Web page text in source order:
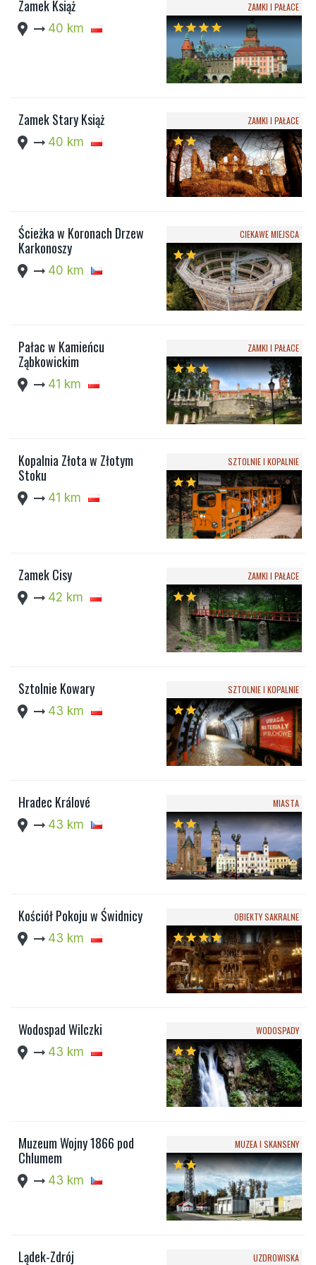
Zamek Książ
location_pin arrow_right_alt 40 km
ZAMKI I PAŁACE
starstarstarstar
Zamek Stary Książ
location_pin arrow_right_alt 40 km
ZAMKI I PAŁACE
starstar
Ścieżka w Koronach Drzew
Karkonoszy
location_pin arrow_right_alt 40 km
CIEKAWE MIEJSCA
starstar
Pałac w Kamieńcu
Ząbkowickim
location_pin arrow_right_alt 41 km
ZAMKI I PAŁACE
starstarstar
Kopalnia Złota w Złotym
Stoku
location_pin arrow_right_alt 41 km
SZTOLNIE I KOPALNIE
starstar
Zamek Cisy
location_pin arrow_right_alt 42 km
ZAMKI I PAŁACE
star star
Sztolnie Kowary
location_pin arrow_right_alt 43 km
SZTOLNIE I KOPALNIE
starstar
Hradec Králové
location_pin arrow_right_alt 43 km
MIASTA
starstar
Kościół Pokoju w Świdnicy
location_pin arrow_right_alt 43 km
OBIEKTY SAKRALNE
starstarstarstar
Wodospad Wilczki
location_pin arrow_right_alt 43 km
WODOSPADY
starstar
Muzeum Wojny 1866 pod
Chlumem
location_pin arrow_right_alt 43 km
MUZEA I SKANSENY
starstar
Lądek-Zdrój UZDROWISKA